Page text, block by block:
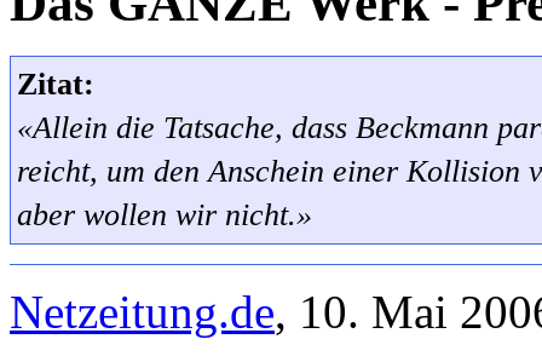
Zitat:
«Allein die Tatsache, dass Beckmann
reicht, um den Anschein einer Kollision
aber wollen wir nicht.»
Netzeitung.de, 10. Mai